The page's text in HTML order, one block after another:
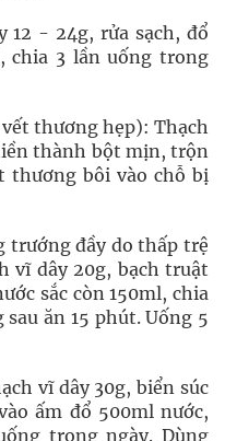
12 - 24g, rửa sạch, đổ
chia 3 lần uống trong
thương hẹp): Thạch
thành bột mịn, trộn
thương bôi vào chỗ bị
trướng đầy do thấp trệ
vĩ dây 20g, bạch truật
sắc còn 150ml, chia
ăn 15 phút. Uống 5
vĩ dây 30g, biển súc
ấm đổ 500ml nước,
trong ngày. Dùng